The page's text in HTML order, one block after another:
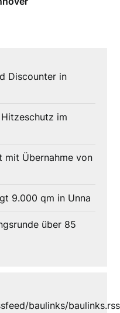
Discounter in
im
mit Übernahme von
9.000 qm in Unna
über 85
baulinks/baulinks.rss